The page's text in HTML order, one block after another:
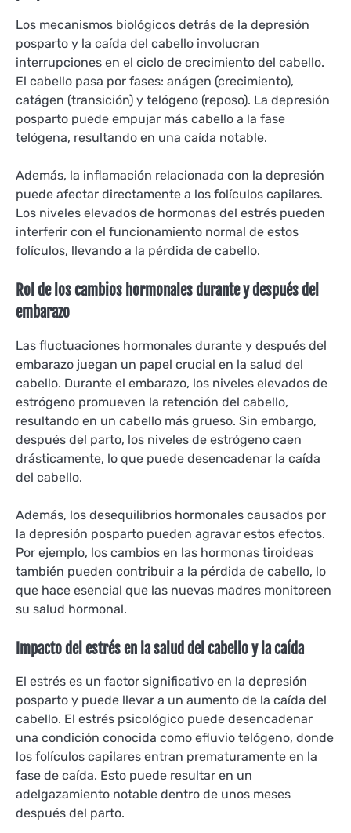
Los mecanismos biológicos detrás de la depresión
posparto y la caída del cabello involucran
interrupciones en el ciclo de crecimiento del cabello.
El cabello pasa por fases: anágen (crecimiento),
catágen (transición) y telógeno (reposo). La depresión
posparto puede empujar más cabello a la fase
telógena, resultando en una caída notable.
Además, la inflamación relacionada con la depresión
puede afectar directamente a los folículos capilares.
Los niveles elevados de hormonas del estrés pueden
interferir con el funcionamiento normal de estos
folículos, llevando a la pérdida de cabello.
Rol de los cambios hormonales durante y después del
embarazo
Las fluctuaciones hormonales durante y después del
embarazo juegan un papel crucial en la salud del
cabello. Durante el embarazo, los niveles elevados de
estrógeno promueven la retención del cabello,
resultando en un cabello más grueso. Sin embargo,
después del parto, los niveles de estrógeno caen
drásticamente, lo que puede desencadenar la caída
del cabello.
Además, los desequilibrios hormonales causados por
la depresión posparto pueden agravar estos efectos.
Por ejemplo, los cambios en las hormonas tiroideas
también pueden contribuir a la pérdida de cabello, lo
que hace esencial que las nuevas madres monitoreen
su salud hormonal.
Impacto del estrés en la salud del cabello y la caída
El estrés es un factor significativo en la depresión
posparto y puede llevar a un aumento de la caída del
cabello. El estrés psicológico puede desencadenar
una condición conocida como efluvio telógeno, donde
los folículos capilares entran prematuramente en la
fase de caída. Esto puede resultar en un
adelgazamiento notable dentro de unos meses
después del parto.